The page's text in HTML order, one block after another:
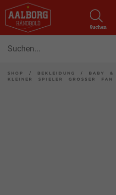
Suchen
SHOP / BEKLEIDUNG / BABY &
KLEINER SPIELER GROSSER FAN